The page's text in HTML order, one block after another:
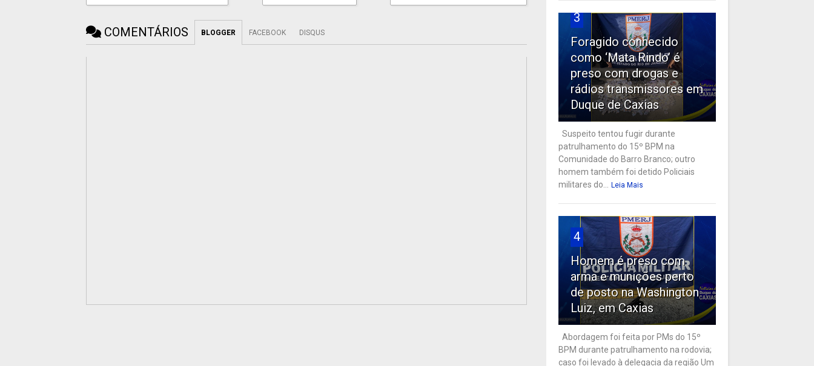
COMENTÁRIOS BLOGGER FACEBOOK DISQUS
3
Foragido conhecido
como ‘Mata Rindo’ é
preso com drogas e
rádios transmissores em
Duque de Caxias
Suspeito tentou fugir durante
patrulhamento do 15º BPM na
Comunidade do Barro Branco; outro
homem também foi detido Policiais
militares do...
Leia Mais
4
Homem é preso com
arma e munições perto
de posto na Washington
Luiz, em Caxias
Abordagem foi feita por PMs do 15º
BPM durante patrulhamento na rodovia;
caso foi levado à delegacia da região Um